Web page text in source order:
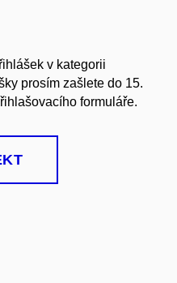
v kategorii
prosím zašlete do 15.
formuláře.